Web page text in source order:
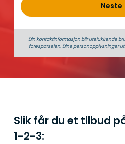
Neste
Din kontaktinformasjon blir utelukkende
forespørselen. Dine person­­opplysninger
Slik får du et tilbud
1-2-3: